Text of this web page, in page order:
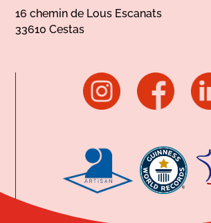
16 chemin de Lous Escanats
33610 Cestas